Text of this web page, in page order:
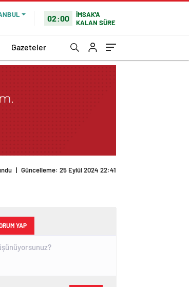
02:00
İMSAK'A
KALAN SÜRE
Gazeteler
| Güncelleme: 25 Eylül 2024 22:41
YAP